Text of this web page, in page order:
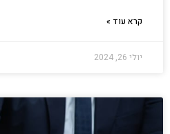
קרא עוד »
יולי 26, 2024